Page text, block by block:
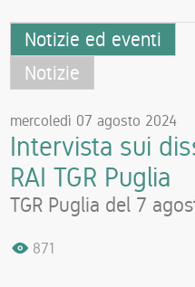
Notizie ed eventi
Notizie
mercoledì 07 agosto 2024
Intervista sui
RAI TGR Puglia
TGR Puglia del 7
871